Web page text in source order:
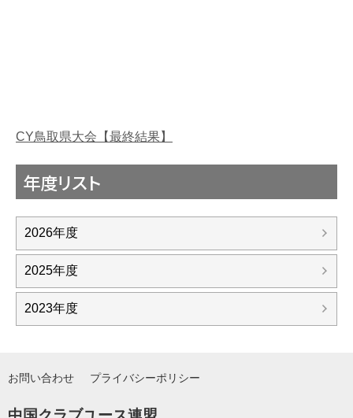
CY鳥取県大会【最終結果】
年度リスト
2026年度
2025年度
2023年度
お問い合わせ プライバシーポリシー